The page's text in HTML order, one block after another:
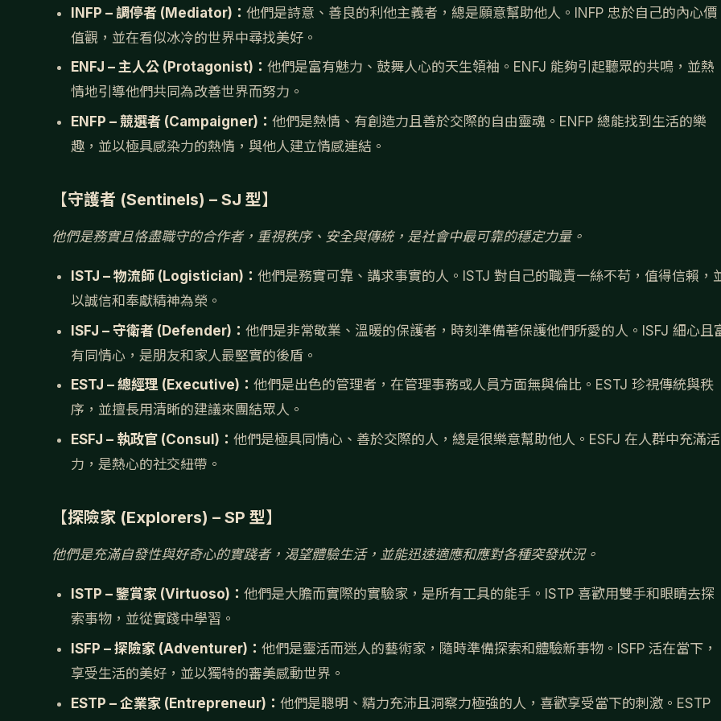
INFP – 調停者 (Mediator)： 他們是詩意、善良的利他主義者，總是願意幫助他人。INFP 忠於自己的內心價
值觀，並在看似冰冷的世界中尋找美好。
ENFJ – 主人公 (Protagonist)： 他們是富有魅力、鼓舞人心的天生領袖。ENFJ 能夠引起聽眾的共鳴，並熱
情地引導他們共同為改善世界而努力。
ENFP – 競選者 (Campaigner)： 他們是熱情、有創造力且善於交際的自由靈魂。ENFP 總能找到生活的樂
趣，並以極具感染力的熱情，與他人建立情感連結。
【守護者 (Sentinels) – SJ 型】
他們是務實且恪盡職守的合作者，重視秩序、安全與傳統，是社會中最可靠的穩定力量。
ISTJ – 物流師 (Logistician)： 他們是務實可靠、講求事實的人。ISTJ 對自己的職責一絲不苟，值得信賴，
以誠信和奉獻精神為榮。
ISFJ – 守衛者 (Defender)： 他們是非常敬業、溫暖的保護者，時刻準備著保護他們所愛的人。ISFJ 細心且
有同情心，是朋友和家人最堅實的後盾。
ESTJ – 總經理 (Executive)： 他們是出色的管理者，在管理事務或人員方面無與倫比。ESTJ 珍視傳統與秩
序，並擅長用清晰的建議來團結眾人。
ESFJ – 執政官 (Consul)： 他們是極具同情心、善於交際的人，總是很樂意幫助他人。ESFJ 在人群中充滿活
力，是熱心的社交紐帶。
【探險家 (Explorers) – SP 型】
他們是充滿自發性與好奇心的實踐者，渴望體驗生活，並能迅速適應和應對各種突發狀況。
ISTP – 鑒賞家 (Virtuoso)： 他們是大膽而實際的實驗家，是所有工具的能手。ISTP 喜歡用雙手和眼睛去探
索事物，並從實踐中學習。
ISFP – 探險家 (Adventurer)： 他們是靈活而迷人的藝術家，隨時準備探索和體驗新事物。ISFP 活在當下，
享受生活的美好，並以獨特的審美感動世界。
ESTP – 企業家 (Entrepreneur)： 他們是聰明、精力充沛且洞察力極強的人，喜歡享受當下的刺激。ESTP